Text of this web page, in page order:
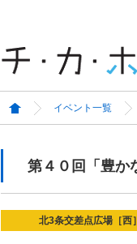
イベント一覧
第４０回「豊か
北3条交差点広場［西］